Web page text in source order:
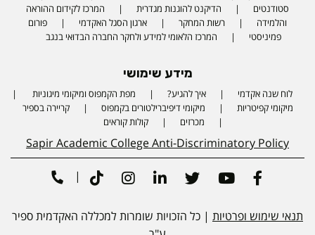
סטודנטים
הדיקנט להוגנות מגדרית
המרכז לקידום ההוראה
והלמידה
רשות המחקר ארגון הסגל האקדמי
פורום
פמיניסטי
המרכז הלאומי למידע ולחקר החברה הבדואי בנגב
מידע שימושי
לוח שנה אקדמי איך להגיע?
מפת הקמפוס ומיקומי מיגוניות
מיקומי קפיטריות
מיקומי דיפיברילטורים בקמפוס
קריירה בספיר
מכרזים
קולות קוראים
Sapir Academic College Anti-Discriminatory Policy
תנאי שימוש ופרטיות | כל הזכויות שומרות למכללה האקדמית ספיר
Facebook
Youtube
Twitter
Linkedin
Instagram
Tiktok
|
Phone number